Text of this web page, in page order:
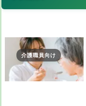
介護職員向け